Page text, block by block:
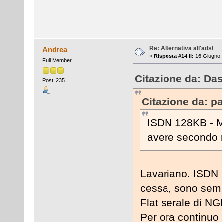
Andrea
Full Member
Post: 235
Re: Alternativa all'adsl
« Risposta #14 il: 16 Giugno
Citazione da:
Citazione da:
ISDN 128KB -
avere secondo
Lavariano.
cessa, sono
Flat serale di
Per ora